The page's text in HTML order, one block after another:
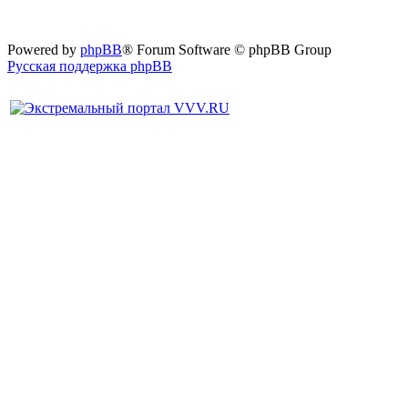
Powered by phpBB® Forum Software © phpBB Group
Русская поддержка phpBB